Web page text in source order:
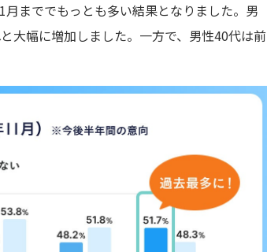
まででもっとも多い結果となりました。男
大幅に増加しました。一方で、男性40代は前